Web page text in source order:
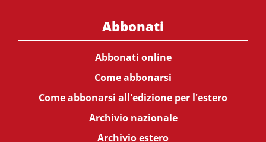
Abbonati
Abbonati online
Come abbonarsi
Come abbonarsi all'edizione per l'estero
Archivio nazionale
Archivio estero